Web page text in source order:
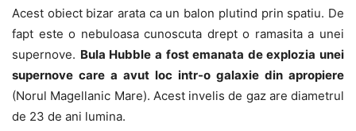
Acest obiect bizar arata ca un balon plutind prin spatiu. De
fapt este o nebuloasa cunoscuta drept o ramasita a unei
supernove. Bula Hubble a fost emanata de explozia unei
supernove care a avut loc intr-o galaxie din apropiere
(Norul Magellanic Mare). Acest invelis de gaz are diametrul
de 23 de ani lumina.